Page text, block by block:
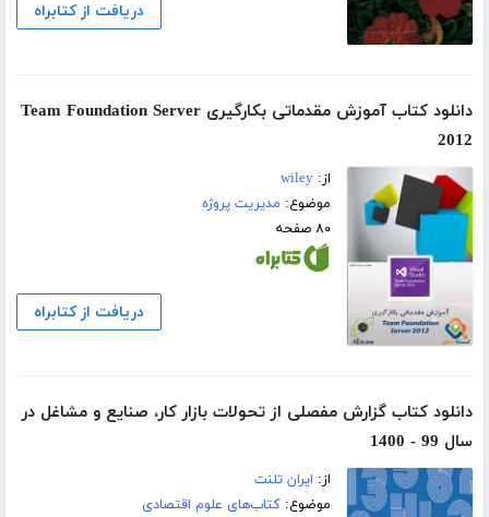
دریافت از کتابراه
دانلود کتاب آموزش مقدماتی بکارگیری Team Foundation Server
2012
از:wiley
موضوع: مدیریت پروژه
۸۰ صفحه
دریافت از کتابراه
دانلود کتاب گزارش مفصلی از تحولات بازار کار، صنایع و مشاغل در
سال 99 - 1400
از: ایران تلنت
موضوع:کتاب‌های علوم اقتصادی